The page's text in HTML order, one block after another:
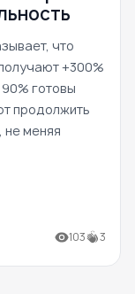
что
+300%
готовы
продолжить
не меняя
103 3